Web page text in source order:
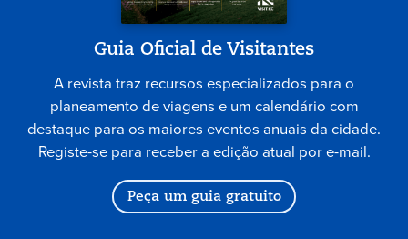
Guia Oficial de Visitantes
A revista traz recursos especializados para o
planeamento de viagens e um calendário com
destaque para os maiores eventos anuais da cidade.
Registe-se para receber a edição atual por e-mail.
Peça um guia gratuito